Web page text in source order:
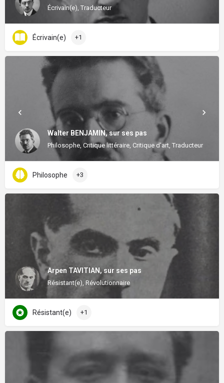
Écrivain(e), Traducteur
Écrivain(e) +1
Walter BENJAMIN, sur ses pas
Philosophe, Critique littéraire, Critique d'art, Traducteur
Philosophe +3
Arpen TAVITIAN, sur ses pas
Résistant(e), Révolutionnaire
Résistant(e) +1